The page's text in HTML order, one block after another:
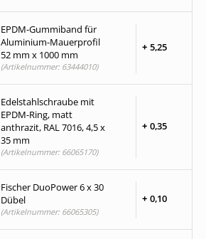
EPDM-Gummiband für
Aluminium-Mauerprofil
52 mm x 1000 mm
+ 5,25
(Artikelnummer: 63444010)
Edelstahlschraube mit
EPDM-Ring, matt
anthrazit, RAL 7016, 4,5 x
35 mm
+ 0,35
(Artikelnummer: 66065170)
Fischer DuoPower 6 x 30
Dübel
+ 0,10
(Artikelnummer: 66065305)